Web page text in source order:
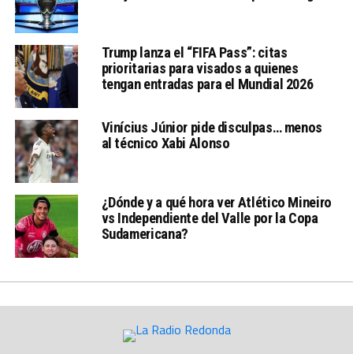
Trump lanza el “FIFA Pass”: citas
prioritarias para visados a quienes
tengan entradas para el Mundial 2026
Vinícius Júnior pide disculpas… menos
al técnico Xabi Alonso
¿Dónde y a qué hora ver Atlético Mineiro
vs Independiente del Valle por la Copa
Sudamericana?